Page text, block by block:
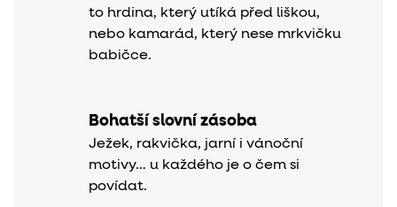
to hrdina, který utíká před liškou,
nebo kamarád, který nese mrkvičku
babičce.
Bohatší slovní zásoba
Ježek, rakvička, jarní i vánoční
motivy… u každého je o čem si
povídat.